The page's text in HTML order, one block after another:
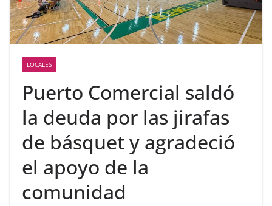
LOCALES
Puerto Comercial saldó
la deuda por las jirafas
de básquet y agradeció
el apoyo de la
comunidad